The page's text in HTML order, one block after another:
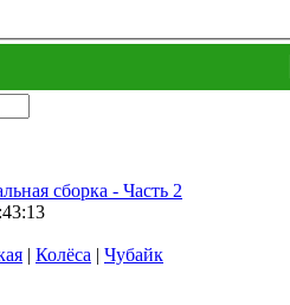
сборка - Часть 2
| Колёса | Чубайк